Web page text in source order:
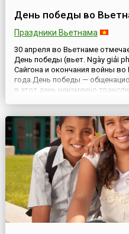
День победы во
Праздники Вьетнама
30 апреля во Вьетнаме
День победы (вьет. Ngày giải
Сайгона и окончания войны во
года.День победы —
в этот день неизменно